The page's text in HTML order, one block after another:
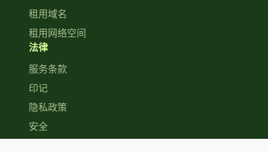
租用域名
租用网络空间
法律
服务条款
印记
隐私政策
安全